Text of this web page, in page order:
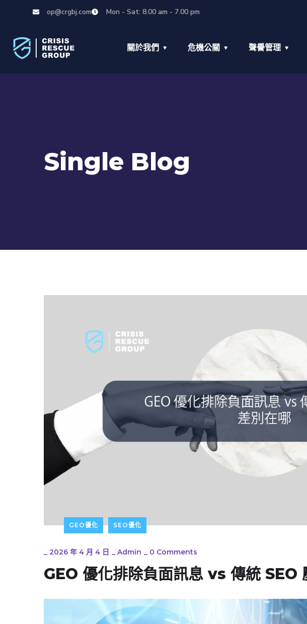
op@crgbj.com Mon - Sat: 8.00 am - 7.00 pm
關於我們 危機公關 聲譽管理
Single Blog
GEO優化 SEO優化
_ 2026 年 4 月 4 日 _ Admin _ 0 Comments
GEO 優化排除負面訊息 vs 傳統 SEO